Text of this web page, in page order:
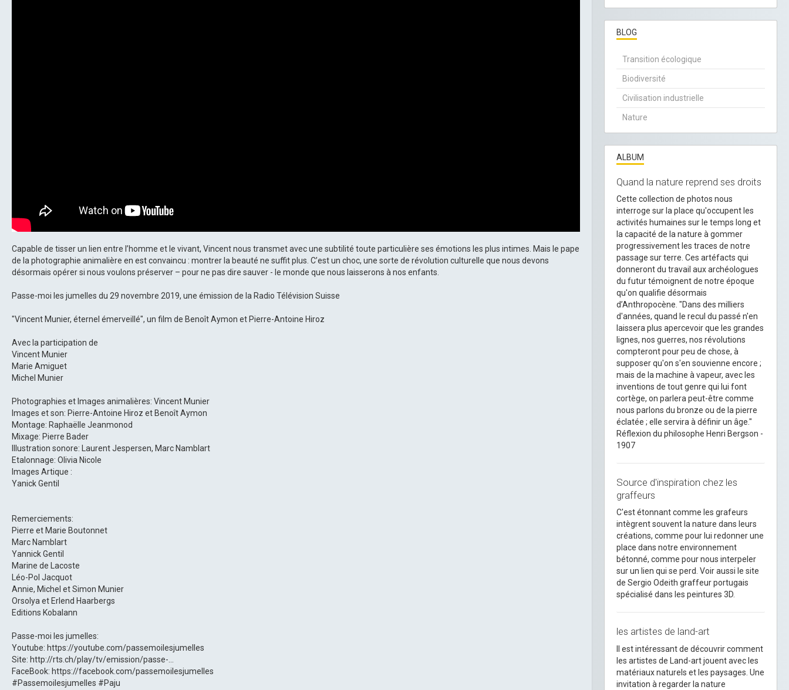
Capable de tisser un lien entre l’homme et le vivant, Vincent nous transmet avec une subtilité toute particulière ses émotions les plus intimes. Mais le pape
de la photographie animalière en est convaincu : montrer la beauté ne suffit plus. C’est un choc, une sorte de révolution culturelle que nous devons
désormais opérer si nous voulons préserver – pour ne pas dire sauver - le monde que nous laisserons à nos enfants.
Passe-moi les jumelles du 29 novembre 2019, une émission de la Radio Télévision Suisse
"Vincent Munier, éternel émerveillé", un film de Benoît Aymon et Pierre-Antoine Hiroz
Avec la participation de
Vincent Munier
Marie Amiguet
Michel Munier
Photographies et Images animalières: Vincent Munier
Images et son: Pierre-Antoine Hiroz et Benoît Aymon
Montage: Raphaëlle Jeanmonod
Mixage: Pierre Bader
Illustration sonore: Laurent Jespersen, Marc Namblart
Etalonnage: Olivia Nicole
Images Artique :
Yanick Gentil
Remerciements:
Pierre et Marie Boutonnet
Marc Namblart
Yannick Gentil
Marine de Lacoste
Léo-Pol Jacquot
Annie, Michel et Simon Munier
Orsolya et Erlend Haarbergs
Editions Kobalann
Passe-moi les jumelles:
Youtube: https://youtube.com/passemoilesjumelles
Site: http://rts.ch/play/tv/emission/passe-...
FaceBook: https://facebook.com/passemoilesjumelles
#Passemoilesjumelles #Paju
BLOG
Transition écologique
Biodiversité
Civilisation industrielle
Nature
ALBUM
Quand la nature reprend ses droits
Cette collection de photos nous
interroge sur la place qu'occupent les
activités humaines sur le temps long et
la capacité de la nature à gommer
progressivement les traces de notre
passage sur terre. Ces artéfacts qui
donneront du travail aux archéologues
du futur témoignent de notre époque
qu'on qualifie désormais
d’Anthropocène. "Dans des milliers
d'années, quand le recul du passé n'en
laissera plus apercevoir que les grandes
lignes, nos guerres, nos révolutions
compteront pour peu de chose, à
supposer qu'on s'en souvienne encore ;
mais de la machine à vapeur, avec les
inventions de tout genre qui lui font
cortège, on parlera peut-être comme
nous parlons du bronze ou de la pierre
éclatée ; elle servira à définir un âge."
Réflexion du philosophe Henri Bergson -
1907
Source d'inspiration chez les
graffeurs
C'est étonnant comme les grafeurs
intègrent souvent la nature dans leurs
créations, comme pour lui redonner une
place dans notre environnement
bétonné, comme pour nous interpeler
sur un lien qui se perd. Voir aussi le site
de Sergio Odeith graffeur portugais
spécialisé dans les peintures 3D.
les artistes de land-art
Il est intéressant de découvrir comment
les artistes de Land-art jouent avec les
matériaux naturels et les paysages. Une
invitation à regarder la nature